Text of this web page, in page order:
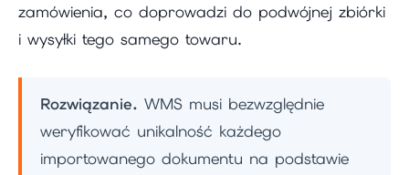
zamówienia, co doprowadzi do podwójnej zbiórki
i wysyłki tego samego towaru.
Rozwiązanie. WMS musi bezwzględnie
weryfikować unikalność każdego
importowanego dokumentu na podstawie